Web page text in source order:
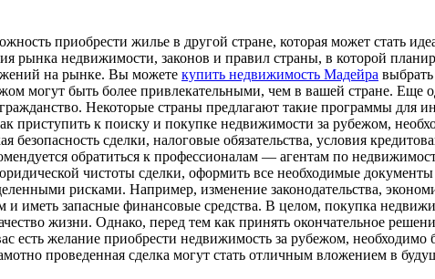
приобрести жилье в другой стране, которая может стать
рынка недвижимости, законов и правил страны, в которой
на рынке. Вы можете купить недвижимость Мадейра
могут быть более привлекательными, чем в вашей стране.
Некоторые страны предлагают такие программы для
к поиску и покупке недвижимости за рубежом,
сделки, налоговые обязательства, условия
обратиться к профессионалам — агентам по
чистоты сделки, оформить все необходимые документы
рисками. Например, изменение законодательства,
запасные финансовые средства. В целом, покупка
жизни. Однако, перед тем как принять окончательное
есть желание приобрести недвижимость за рубежом, необходимо
проведенная сделка могут стать отличным вложением в